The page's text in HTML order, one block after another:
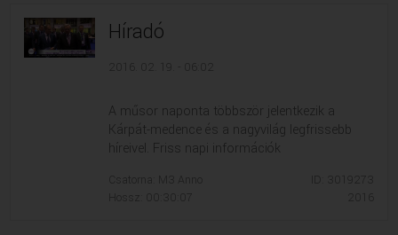
Híradó
A műsor naponta többször jelentkezik a
Kárpát-medence és a nagyvilág legfrissebb
híreivel. Friss napi információk
Csatorna: M3 Anno
Hossz: 00:30:07
ID: 3019273